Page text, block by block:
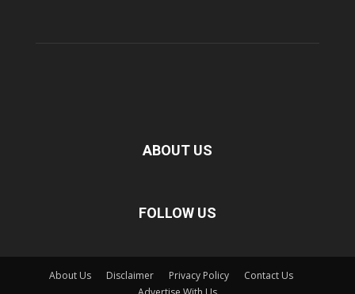
ABOUT US
FOLLOW US
About Us Disclaimer Privacy Policy
Contact Us